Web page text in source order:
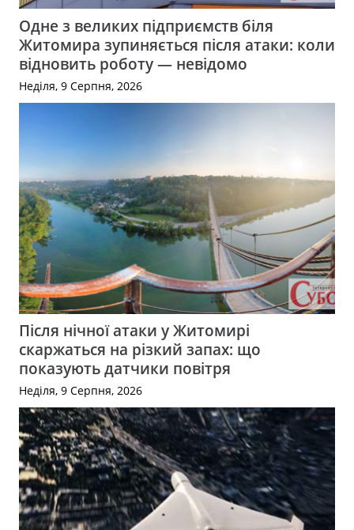
Одне з великих підприємств біля
Житомира зупиняється після атаки: коли
відновить роботу — невідомо
Неділя, 9 Серпня, 2026
Після нічної атаки у Житомирі
скаржаться на різкий запах: що
показують датчики повітря
Неділя, 9 Серпня, 2026